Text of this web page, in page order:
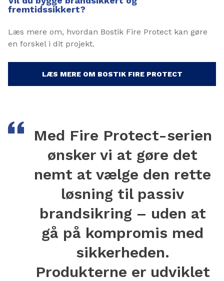
fremtidssikkert?
Læs mere om, hvordan Bostik Fire Protect kan gøre
en forskel i dit projekt.
LÆS MERE OM BOSTIK FIRE PROTECT
Med Fire Protect-serien
ønsker vi at gøre det
nemt at vælge den rette
løsning til passiv
brandsikring – uden at
gå på kompromis med
sikkerheden.
Produkterne er udviklet